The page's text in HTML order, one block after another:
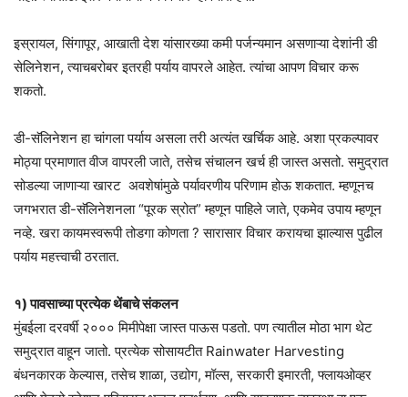
इस्रायल, सिंगापूर, आखाती देश यांसारख्या कमी पर्जन्यमान असणाऱ्या देशांनी डी
सेलिनेशन, त्याचबरोबर इतरही पर्याय वापरले आहेत. त्यांचा आपण विचार करू
शकतो.
डी-सॅलिनेशन हा चांगला पर्याय असला तरी अत्यंत खर्चिक आहे. अशा प्रकल्पावर
मोठ्या प्रमाणात वीज वापरली जाते, तसेच संचालन खर्च ही जास्त असतो. समुद्रात
सोडल्या जाणाऱ्या खारट अवशेषांमुळे पर्यावरणीय परिणाम होऊ शकतात. म्हणूनच
जगभरात डी-सॅलिनेशनला “पूरक स्रोत” म्हणून पाहिले जाते, एकमेव उपाय म्हणून
नव्हे. खरा कायमस्वरूपी तोडगा कोणता ? सारासार विचार करायचा झाल्यास पुढील
पर्याय महत्त्वाची ठरतात.
१) पावसाच्या प्रत्येक थेंबाचे संकलन
मुंबईला दरवर्षी २००० मिमीपेक्षा जास्त पाऊस पडतो. पण त्यातील मोठा भाग थेट
समुद्रात वाहून जातो. प्रत्येक सोसायटीत Rainwater Harvesting
बंधनकारक केल्यास, तसेच शाळा, उद्योग, मॉल्स, सरकारी इमारती, फ्लायओव्हर